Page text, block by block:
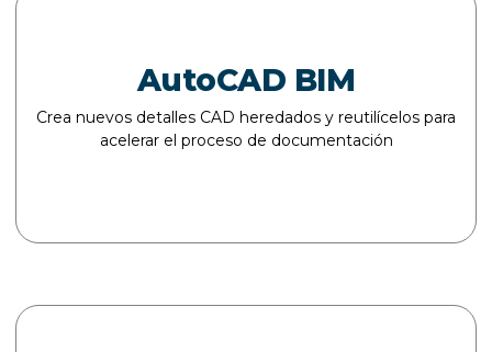
AutoCAD BIM
Crea nuevos detalles CAD heredados y reutilícelos para
acelerar el proceso de documentación